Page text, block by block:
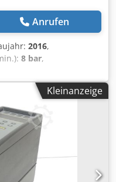
Anrufen
2016,
8 bar,
GA 11 VSD +
Motor: 11 kW
Baujahr: 2016
Adiorf
Kleinanzeige